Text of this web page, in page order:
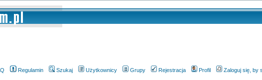
Regulamin Szukaj Użytkownicy Grupy Rejestracja Profil Zaloguj się, by